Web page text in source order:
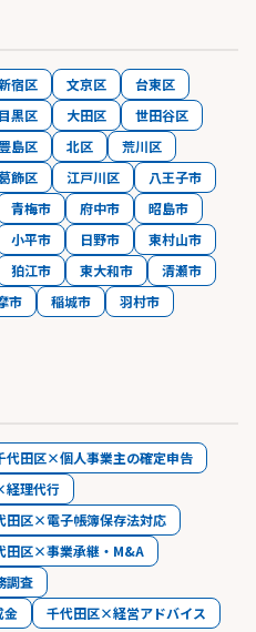
宿区 文京区
台東区
目黒区 大田区
世田谷区
豊島区 北区
荒川区
飾区 江戸川区
八王子市
青梅市 府中市
昭島市
小平市 日野市
東村山市
狛江市 東大和市
清瀬市
市 稲城市
羽村市
代田区×個人事業主の確定申告
理代行
田区×電子帳簿保存法対応
田区×事業承継・M&A
調査
金
千代田区×経営アドバイス